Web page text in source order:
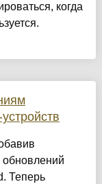
когда
обновлений
Теперь